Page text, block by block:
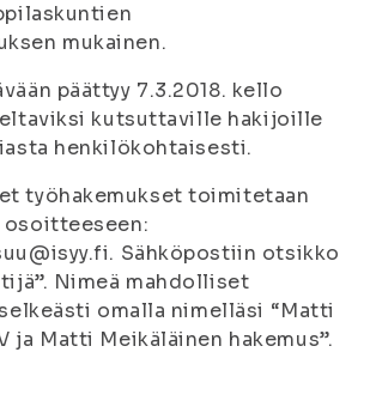
mukainen.
päättyy 7.3.2018. kello
kutsuttaville hakijoille
henkilökohtaisesti.
työhakemukset toimitetaan
Sähköpostiin otsikko
Nimeä mahdolliset
omalla nimelläsi “Matti
ja Matti Meikäläinen hakemus”.